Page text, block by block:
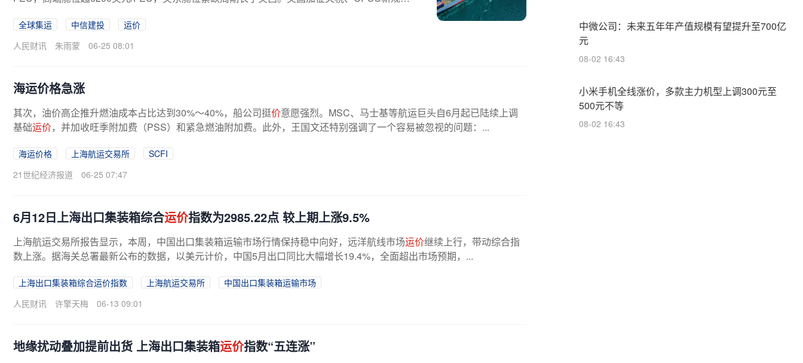
全球集运 中信建投
运价
人民财讯
朱雨蒙 06-25 08:01
海运价格急涨
其次，油价高企推升燃油成本占比达到30%～40%，船公司挺价意愿强烈。MSC、马士基等航运巨头自6月起已陆续上调
基础运价，并加收旺季附加费（PSS）和紧急燃油附加费。此外，王国文还特别强调了一个容易被忽视的问题：...
海运价格 上海航运交易所
SCFI
21世纪经济报道
06-25 07:47
6月12日上海出口集装箱综合运价指数为2985.22点 较上期上涨9.5%
上海航运交易所报告显示，本周，中国出口集装箱运输市场行情保持稳中向好，远洋航线市场运价继续上行，带动综合指
数上涨。据海关总署最新公布的数据，以美元计价，中国5月出口同比大幅增长19.4%，全面超出市场预期，...
上海出口集装箱综合运价指数 上海航运交易所
中国出口集装箱运输市场
人民财讯
许擎天梅 06-13 09:01
地缘扰动叠加提前出货 上海出口集装箱运价指数“五连涨”
中微公司：未来五年年产值规模有望提升至700亿
元
08-02 16:43
小米手机全线涨价，多款主力机型上调300元至
500元不等
08-02 16:43